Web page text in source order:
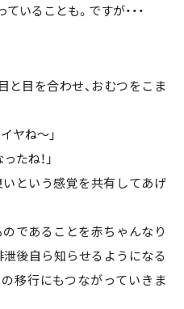
いることも。ですが・・・
と目を合わせ、おむつをこま
ヤね～」
たね！」
という感覚を共有してあげ
であることを赤ちゃんなり
泄後自ら知らせるようになる
移行にもつながっていきま